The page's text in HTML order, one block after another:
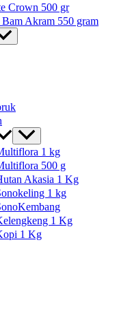
Crown 500 gr
Akram 550 gram
1 kg
500 g
Akasia 1 Kg
1 kg
1 Kg
1 Kg